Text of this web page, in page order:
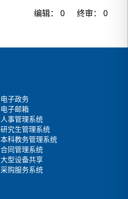
编辑： 0 终审： 0
电子政务
电子邮箱
人事管理系统
研究生管理系统
本科教务管理系统
合同管理系统
大型设备共享
采购服务系统